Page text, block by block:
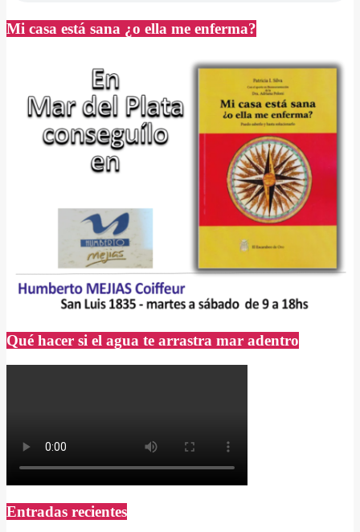
Mi casa está sana ¿o ella me enferma?
Qué hacer si el agua te arrastra mar adentro
Entradas recientes